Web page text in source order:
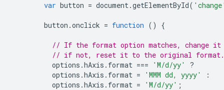
var button = document.getElementById(
button .onclick = function () {
// If the format option matches, change it
// if not, reset it to the original format.
options .hAxis . format === 'M/d/yy'
?
options .hAxis . format = 'MMM dd, yyyy'
:
options .hAxis . format = 'M/d/yy' ;